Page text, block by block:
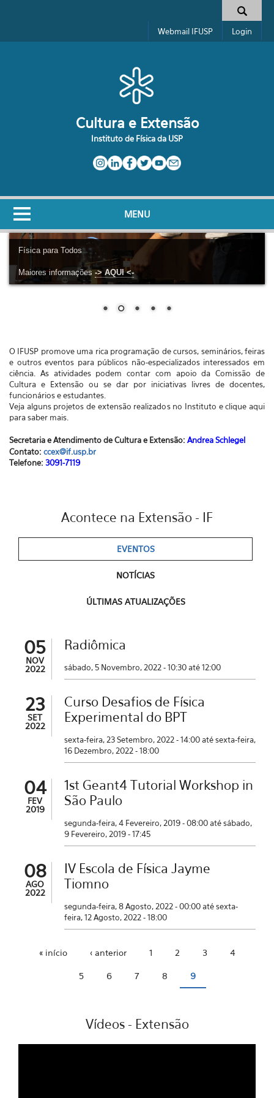
Formulário de busca
Webmail IFUSP Login
Cultura e Extensão
Instituto de Física da USP
MENU
Física para Todos
Maiores informações-> AQUI <-
O IFUSP promove uma rica programação de cursos, seminários, feiras
e outros eventos para públicos não-especializados interessados em
ciência. As atividades podem contar com apoio da Comissão de
Cultura e Extensão ou se dar por iniciativas livres de docentes,
funcionários e estudantes.
Veja alguns projetos de extensão realizados no Instituto e clique aqui
para saber mais.
Secretaria e Atendimento de Cultura e Extensão: Andrea Schlegel
Contato: ccex@if.usp.br
Telefone: 3091-7119
Acontece na Extensão - IF
EVENTOS
NOTÍCIAS
ÚLTIMAS ATUALIZAÇÕES
05
NOV
2022
Radiômica
sábado, 5 Novembro, 2022 -10:30até12:00
23
SET
2022
Curso Desafios de Física
Experimental do BPT
sexta-feira, 23 Setembro, 2022 - 14:00atésexta-feira,
16 Dezembro, 2022 - 18:00
04
FEV
2019
1st Geant4 Tutorial Workshop in
São Paulo
segunda-feira, 4 Fevereiro, 2019 - 08:00atésábado,
9 Fevereiro, 2019 - 17:45
08
AGO
2022
IV Escola de Física Jayme
Tiomno
segunda-feira, 8 Agosto, 2022 - 00:00atésexta-
feira, 12 Agosto, 2022 - 18:00
« início ‹ anterior 1 2 3 4
5 6 7 8 9
Vídeos - Extensão